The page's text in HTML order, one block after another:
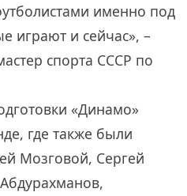
именно под
играют и сейчас», –
спорта СССР по
«Динамо»
где также были
Мозговой, Сергей